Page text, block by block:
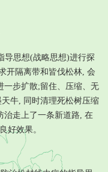
导思想(战略思想)进行探
开隔离带和皆伐松林, 会
一步扩散;留住、压缩、无
牛, 同时清理死松树压缩
治走上了一条新道路, 在
好效果。